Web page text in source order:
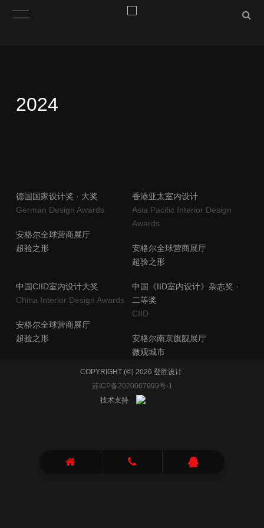
​2024
德国国家设计奖 · 大奖
German Design Awards
​安格尔全球营商展厅
超验之形
香港亚太室内设计
Asia Pacific Interior Design
Awards
​安格尔全球营商展厅
超验之形
​中国CIID室内设计大奖
China Interior Design Awards
安格尔全球营商展厅
超验之形
中国《IID室内设计》杂志奖 ·
二等奖
​CIID
安格尔南京旗舰展厅
​微观城市
COPYRIGHT (©) 2026 登胜设计.
苏ICP备2020067999号-1
技术支持